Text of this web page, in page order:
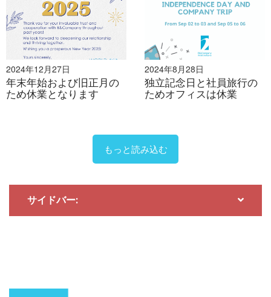
2024年12月27日
年末年始および旧正月の
ため休業となります
2024年8月28日
独立記念日と社員旅行の
ためオフィスは休業
もっと読み込む
サイドバー: